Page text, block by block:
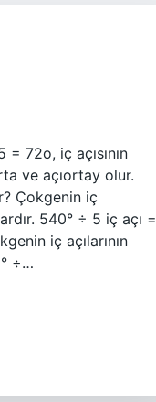
72o, iç açısının
ve açıortay olur.
Çokgenin iç
540° ÷ 5 iç açı =
iç açılarının
÷…